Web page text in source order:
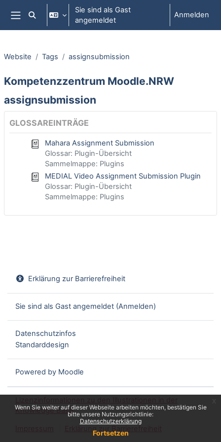
Zum Hauptinhalt
Wenn Sie weiter auf dieser Webseite arbeiten möchten, bestätigen Sie
bitte unsere Nutzungsrichtlinie:
Datenschutzerklärung
Fortsetzen
Website-Übersicht
Sucheingabe umschalten
Sie sind als Gast
angemeldet
Anmelden
Website Tags assignsubmission
Kompetenzzentrum Moodle.NRW
assignsubmission
GLOSSAREINTRÄGE
Mahara Assignment Submission
Glossar: Plugin-Übersicht
Sammelmappe: Plugins
MEDIAL Video Assignment Submission Plugin
Glossar: Plugin-Übersicht
Sammelmappe: Plugins
Erklärung zur Barrierefreiheit
Sie sind als Gast angemeldet (Anmelden)
Datenschutzinfos
Standarddesign
Powered by Moodle
Knowledge Base
Erklärung zur Barrierefreiheit